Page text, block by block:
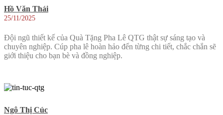
Hồ Văn Thái
25/11/2025
Đội ngũ thiết kế của Quà Tặng Pha Lê QTG thật sự sáng tạo và
chuyên nghiệp. Cúp pha lê hoàn hảo đến từng chi tiết, chắc chắn sẽ
giới thiệu cho bạn bè và đồng nghiệp.
Ngô Thị Cúc